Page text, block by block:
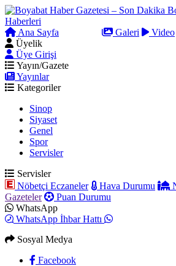
Ana Sayfa Galeri Video
Üyelik
Üye Girişi
Yayın/Gazete
Yayınlar
Kategoriler
Sinop
Siyaset
Genel
Spor
Servisler
Servisler
Nöbetçi Eczaneler
Hava Durumu
Gazeteler
Puan Durumu
WhatsApp
WhatsApp İhbar Hattı
Sosyal Medya
Facebook